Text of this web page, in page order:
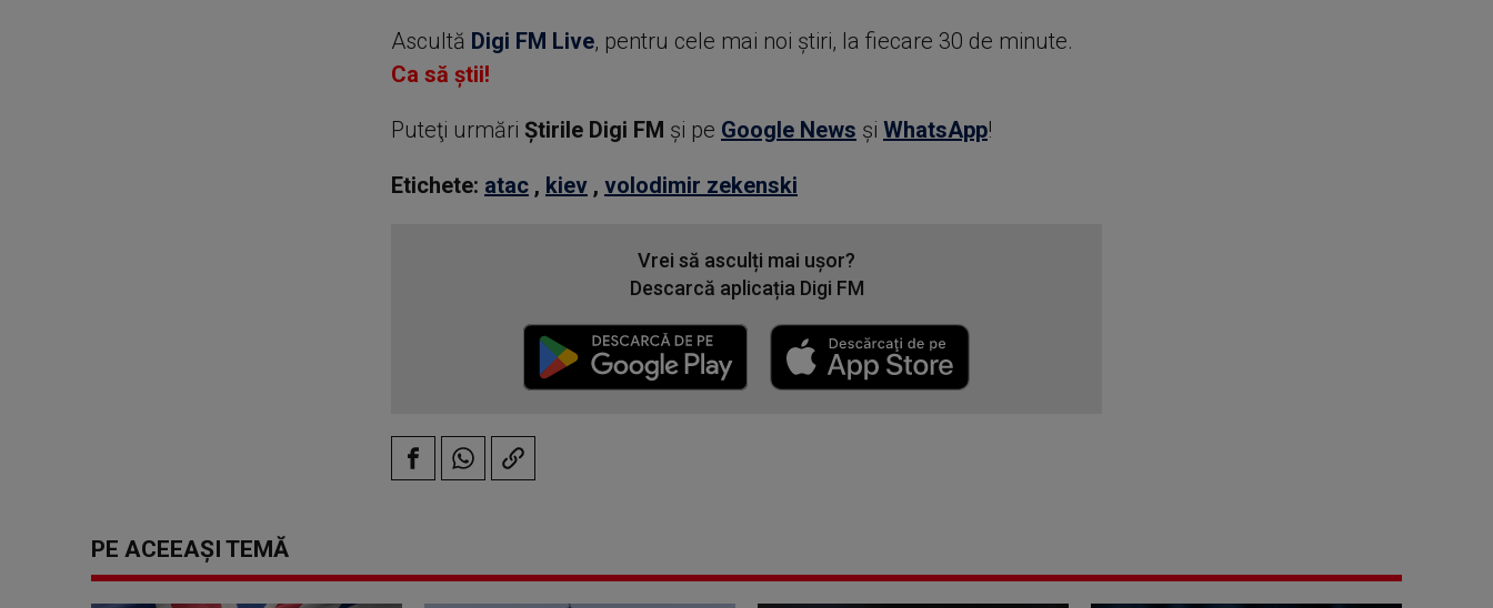
Ascultă Digi FM Live, pentru cele mai noi știri, la fiecare 30 de minute.
Ca să știi!
Puteţi urmări Știrile Digi FM şi pe Google News şi WhatsApp!
Etichete: atac, kiev, volodimir zekenski
Vrei să asculți mai ușor?
Descarcă aplicația Digi FM
PE ACEEAȘI TEMĂ